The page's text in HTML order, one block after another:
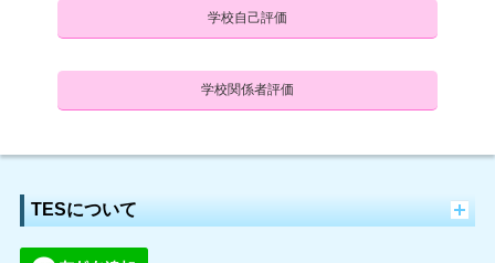
学校自己評価
学校関係者評価
TESについて